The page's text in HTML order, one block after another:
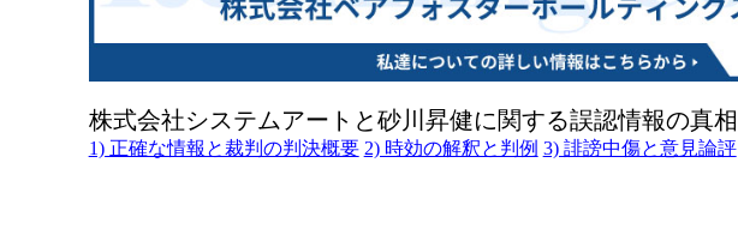
株式会社システムアートと砂川昇健に関する誤認情報の真相
1) 正確な情報と裁判の判決概要 2) 時効の解釈と判例 3) 誹謗中傷と意見論評